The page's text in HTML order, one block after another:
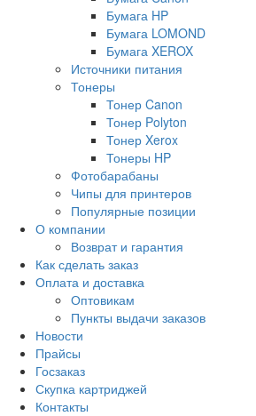
Бумага HP
Бумага LOMOND
Бумага XEROX
Источники питания
Тонеры
Тонер Canon
Тонер Polyton
Тонер Xerox
Тонеры HP
Фотобарабаны
Чипы для принтеров
Популярные позиции
О компании
Возврат и гарантия
Как сделать заказ
Оплата и доставка
Оптовикам
Пункты выдачи заказов
Новости
Прайсы
Госзаказ
Скупка картриджей
Контакты